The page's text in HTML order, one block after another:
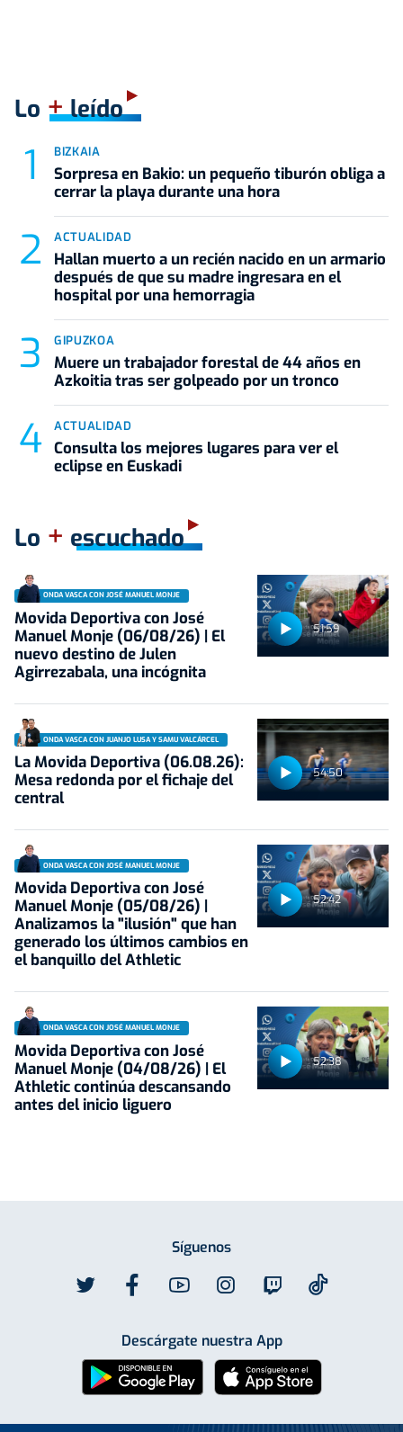
Lo +leído
BIZKAIA
Sorpresa en Bakio: un pequeño tiburón obliga a
cerrar la playa durante una hora
ACTUALIDAD
Hallan muerto a un recién nacido en un armario
después de que su madre ingresara en el
hospital por una hemorragia
GIPUZKOA
Muere un trabajador forestal de 44 años en
Azkoitia tras ser golpeado por un tronco
ACTUALIDAD
Consulta los mejores lugares para ver el
eclipse en Euskadi
Lo + escuchado
51:59
ONDA VASCA CON JOSÉ MANUEL MONJE
Movida Deportiva con José
Manuel Monje (06/08/26) | El
nuevo destino de Julen
Agirrezabala, una incógnita
54:50
ONDA VASCA CON JUANJO LUSA Y SAMU VALCÁRCEL
La Movida Deportiva (06.08.26):
Mesa redonda por el fichaje del
central
52:42
ONDA VASCA CON JOSÉ MANUEL MONJE
Movida Deportiva con José
Manuel Monje (05/08/26) |
Analizamos la "ilusión" que han
generado los últimos cambios en
el banquillo del Athletic
52:38
ONDA VASCA CON JOSÉ MANUEL MONJE
Movida Deportiva con José
Manuel Monje (04/08/26) | El
Athletic continúa descansando
antes del inicio liguero
Síguenos
Descárgate nuestra App